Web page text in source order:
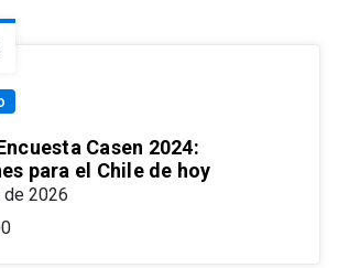
Casen 2024:
para el Chile de hoy
de 2026